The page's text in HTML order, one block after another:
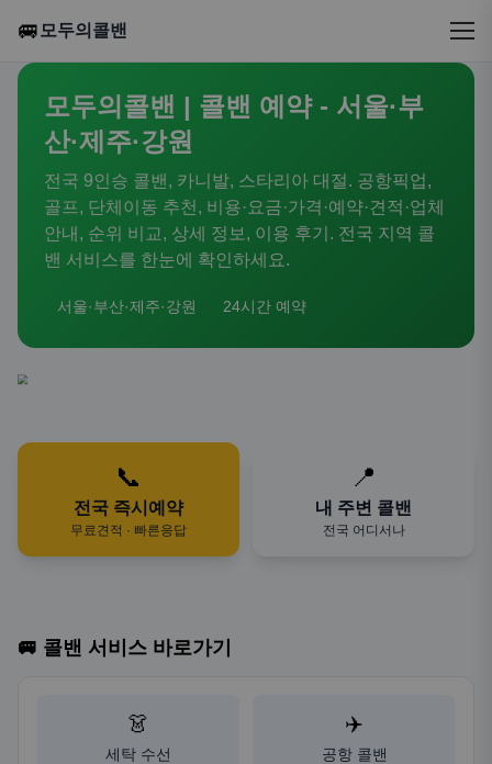
🚐 모두의콜밴
모두의콜밴 | 콜밴 예약 - 서울·부
산·제주·강원
전국 9인승 콜밴, 카니발, 스타리아 대절. 공항픽업,
골프, 단체이동 추천, 비용·요금·가격·예약·견적·업체
안내, 순위 비교, 상세 정보, 이용 후기. 전국 지역 콜
밴 서비스를 한눈에 확인하세요.
서울·부산·제주·강원 24시간 예약
📞
전국 즉시예약
무료견적 · 빠른응답
📍
내 주변 콜밴
전국 어디서나
🚐 콜밴 서비스 바로가기
👗
세탁 수선
✈️
공항 콜밴